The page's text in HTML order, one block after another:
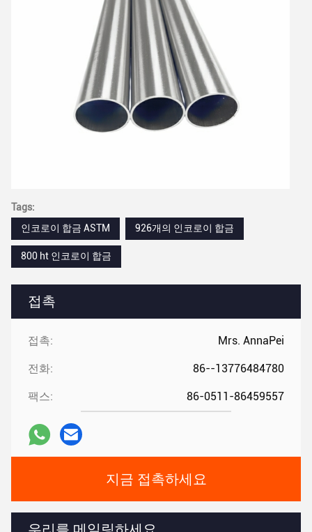
접촉
접촉: Mrs. AnnaPei
전화: 86--13776484780
팩스: 86-0511-86459557
지금 접촉하세요
Tags:
인코로이 합금 ASTM
926개의 인코로이 합금
800 ht 인코로이 합금